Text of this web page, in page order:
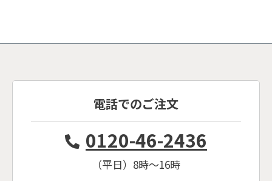
電話でのご注文
0120-46-2436
（平日）8時〜16時